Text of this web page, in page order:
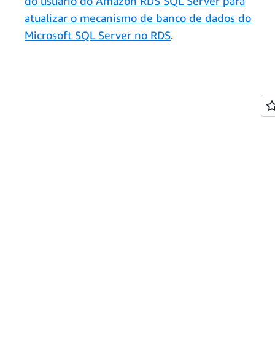
atualizar o mecanismo de banco de dados do
Microsoft SQL Server no RDS.